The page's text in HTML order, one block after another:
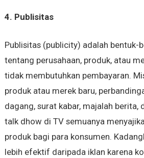
4. Publisitas
Publisitas (publicity) adalah bentuk-
tentang perusahaan, produk, atau
tidak membutuhkan pembayaran.
produk atau merek baru,
dagang, surat kabar, majalah berita,
talk dhow di TV semuanya
produk bagi para konsumen.
lebih efektif daripada iklan karena